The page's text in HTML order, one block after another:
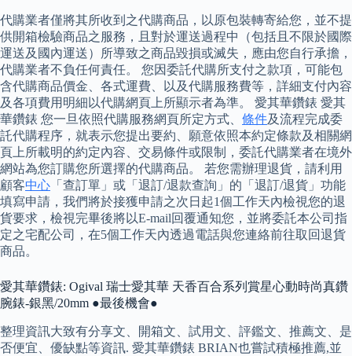
代購業者僅將其所收到之代購商品，以原包裝轉寄給您，並不提
供開箱檢驗商品之服務，且對於運送過程中（包括且不限於國際
運送及國內運送）所導致之商品毀損或滅失，應由您自行承擔，
代購業者不負任何責任。 您因委託代購所支付之款項，可能包
含代購商品價金、各式運費、以及代購服務費等，詳細支付內容
及各項費用明細以代購網頁上所顯示者為準。 愛其華鑽錶 愛其
華鑽錶 您一旦依照代購服務網頁所定方式、 條件及流程完成委
託代購程序，就表示您提出要約、願意依照本約定條款及相關網
頁上所載明的約定內容、交易條件或限制，委託代購業者在境外
網站為您訂購您所選擇的代購商品。 若您需辦理退貨，請利用
顧客中心 「查訂單」或「退訂/退款查詢」的「退訂/退貨」功能
填寫申請，我們將於接獲申請之次日起1個工作天內檢視您的退
貨要求，檢視完畢後將以E-mail回覆通知您，並將委託本公司指
定之宅配公司，在5個工作天內透過電話與您連絡前往取回退貨
商品。
愛其華鑽錶: Ogival 瑞士愛其華 天香百合系列賞星心動時尚真鑽
腕錶-銀黑/20mm ●最後機會●
整理資訊大致有分享文、開箱文、試用文、評鑑文、推薦文、是
否便宜、優缺點等資訊. 愛其華鑽錶 BRIAN也嘗試積極推薦,並